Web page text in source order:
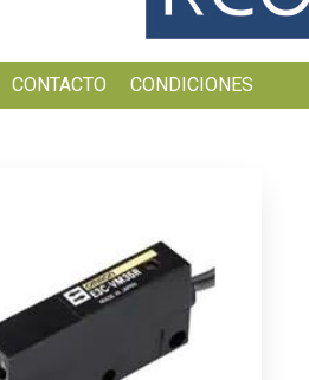
CONTACTO CONDICIONES